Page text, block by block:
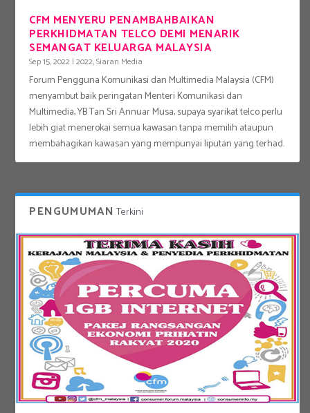
CFM MENYERU PENAMBAHBAIKAN
PERKHIDMATAN TELCO DEMI MENARIK
SEMANGAT KELUARGA MALAYSIA
Sep 15, 2022 |2022,Siaran Media
Forum Pengguna Komunikasi dan Multimedia Malaysia (CFM)
menyambut baik peringatan Menteri Komunikasi dan
Multimedia, YB Tan Sri Annuar Musa, supaya syarikat telco perlu
lebih giat menerokai semua kawasan tanpa memilih ataupun
membahagikan kawasan yang mempunyai liputan yang terhad.
PENGUMUMAN Terkini